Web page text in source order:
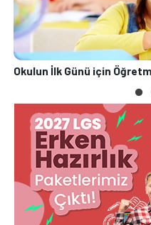
Okulun İlk Günü için